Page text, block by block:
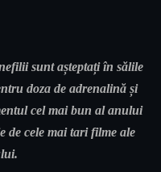
sunt așteptați în sălile
doza de adrenalină și
cel mai bun al anului
de cele mai tari filme ale